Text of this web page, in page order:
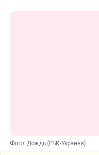
Фото: Дождь (РБК-Украина)